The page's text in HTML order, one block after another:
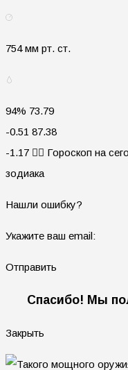
754 мм рт. ст.
94% 73.79
-0.51 87.38
-1.17 🧙‍♀ Гороскоп на
зодиака
Нашли ошибку?
Укажите ваш email:
Отправить
Спасибо! Мы
Закрыть